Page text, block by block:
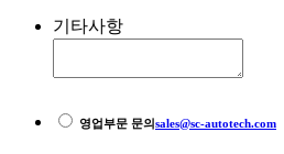
기타사항
영업부문 문의sales@sc-autotech.com